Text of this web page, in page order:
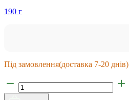
190 г
Під замовлення(доставка 7-20 днів)